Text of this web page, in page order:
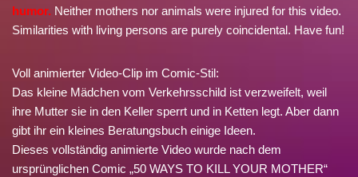
humor. Neither mothers nor animals were injured for this video.
Similarities with living persons are purely coincidental. Have fun!
Voll animierter Video-Clip im Comic-Stil:
Das kleine Mädchen vom Verkehrsschild ist verzweifelt, weil
ihre Mutter sie in den Keller sperrt und in Ketten legt. Aber dann
gibt ihr ein kleines Beratungsbuch einige Ideen.
Dieses vollständig animierte Video wurde nach dem
ursprünglichen Comic „50 WAYS TO KILL YOUR MOTHER“